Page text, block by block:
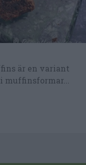
är en variant
muffinsformar...